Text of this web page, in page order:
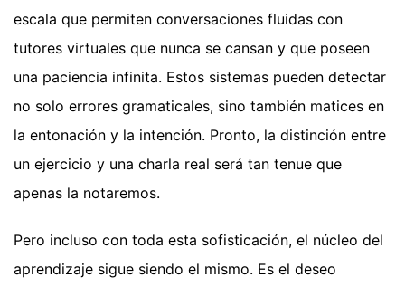
escala que permiten conversaciones fluidas con
tutores virtuales que nunca se cansan y que poseen
una paciencia infinita. Estos sistemas pueden detectar
no solo errores gramaticales, sino también matices en
la entonación y la intención. Pronto, la distinción entre
un ejercicio y una charla real será tan tenue que
apenas la notaremos.
Pero incluso con toda esta sofisticación, el núcleo del
aprendizaje sigue siendo el mismo. Es el deseo